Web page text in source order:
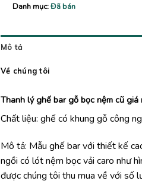
Danh mục:Đã bán
Mô tả
Về chúng tôi
Thanh lý ghế bar gỗ bọc nệm cũ giá
Chất liệu: ghế có khung gỗ công
Mô tả: Mẫu ghế bar với thiết kế
ngồi có lót nệm bọc vải caro như
được chúng tôi thu mua về với số